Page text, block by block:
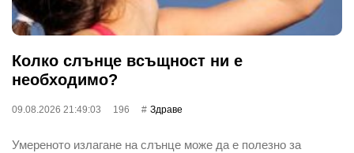
Колко слънце всъщност ни е
необходимо?
09.08.2026 21:49:03 196 Здраве
Умереното излагане на слънце може да е полезно за